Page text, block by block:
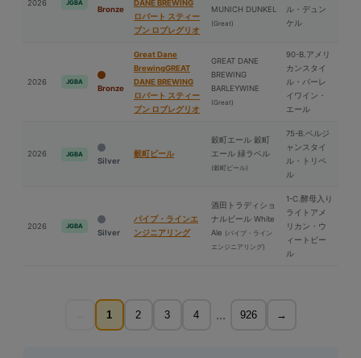
2026 JGBA
Bronze
DANE BREWING
ロバート スティー
ブン ロブレグリオ
MUNICH DUNKEL
(Great)
ル・デュン
ケル
2026 JGBA
Bronze
Great Dane
BrewingGREAT
DANE BREWING
ロバート スティー
ブン ロブレグリオ
GREAT DANE
BREWING
BARLEYWINE
(Great)
90-B.アメリ
カンスタイ
ル・バーレ
イワイン・
エール
2026 JGBA
Silver
穀町ビール
穀町エール 穀町
エール 緑ラベル
(穀町ビール)
75-B.ベルジ
ャンスタイ
ル・トリペ
ル
2026 JGBA
Silver
パイプ・ラインエ
ンジニアリング
酒⽥トラディショ
ナルビール White
Ale (パイプ・ライン
エンジニアリング)
1-C.酵⺟入り
ライトアメ
リカン・ウ
ィートビー
ル
1 2 3 4 ... 926 →